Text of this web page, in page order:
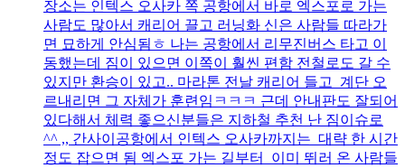
장소는 인텍스 오사카 쪽 공항에서 바로 엑스포로 가는
사람도 많아서 캐리어 끌고 러닝화 신은 사람들 따라가
면 묘하게 안심됨ㅎ 나는 공항에서 리무진버스 타고 이
동했는데 짐이 있으면 이쪽이 훨씬 편함 전철로도 갈 수
있지만 환승이 있고.. 마라톤 전날 캐리어 들고 계단 오
르내리면 그 자체가 훈련임ㅋㅋㅋ 근데 안내판도 잘되어
있다해서 체력 좋으신분들은 지하철 추천 난 짐이슈로
^^ ,, 간사이공항에서 인텍스 오사카까지는 대략 한 시간
정도 잡으면 됨 엑스포 가는 길부터 이미 뛰러 온 사람들